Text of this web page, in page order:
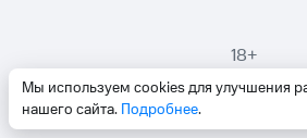
Мы используем cookies для улучшения
нашего сайта. Подробнее.
18+